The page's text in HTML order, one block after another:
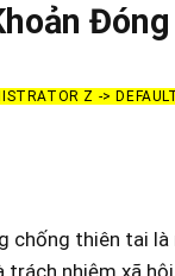
Z ->
chống thiên tai